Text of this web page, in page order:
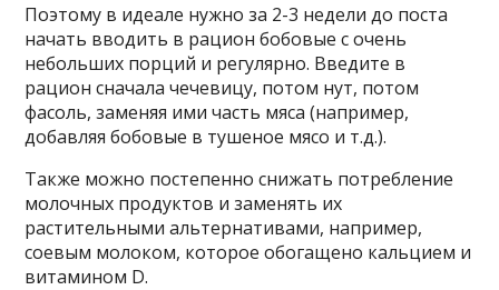
Поэтому в идеале нужно за 2-3 недели до поста
начать вводить в рацион бобовые с очень
небольших порций и регулярно. Введите в
рацион сначала чечевицу, потом нут, потом
фасоль, заменяя ими часть мяса (например,
добавляя бобовые в тушеное мясо и т.д.).
Также можно постепенно снижать потребление
молочных продуктов и заменять их
растительными альтернативами, например,
соевым молоком, которое обогащено кальцием и
витамином D.